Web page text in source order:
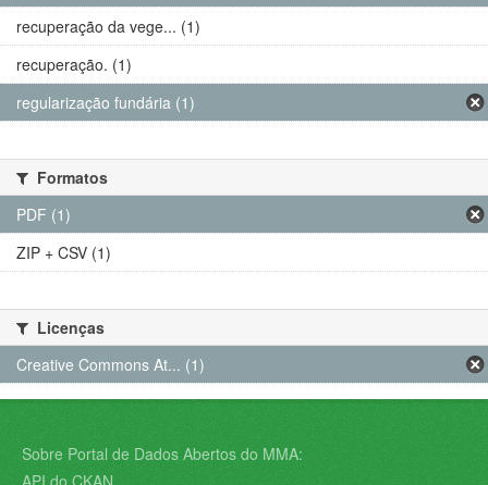
recuperação da vege... (1)
recuperação. (1)
regularização fundária (1)
Formatos
PDF (1)
ZIP + CSV (1)
Licenças
Creative Commons At... (1)
Sobre Portal de Dados Abertos do MMA:
API do CKAN